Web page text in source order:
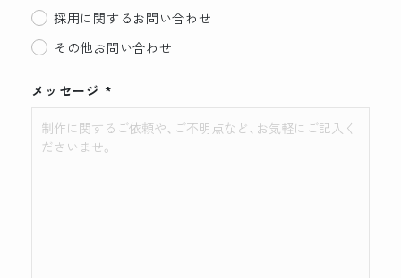
採用に関するお問い合わせ
その他お問い合わせ
メッセージ *